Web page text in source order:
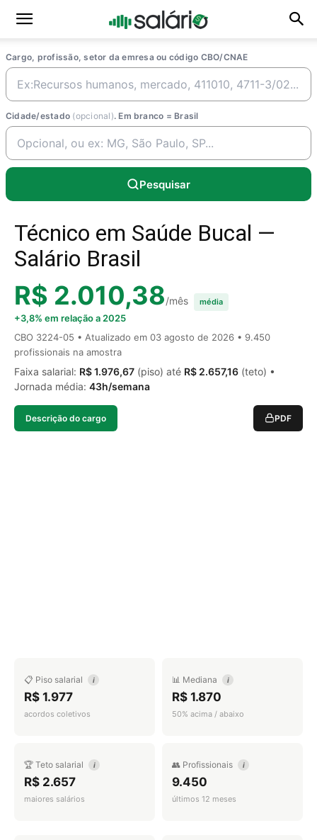
Cargo, profissão, setor da emresa ou código CBO/CNAE
Cidade/estado (opcional). Em branco = Brasil
Pesquisar
Técnico em Saúde Bucal —
Salário Brasil
R$ 2.010,38/mês média
+3,8% em relação a 2025
CBO 3224-05 • Atualizado em 03 agosto de 2026 • 9.450
profissionais na amostra
Faixa salarial: R$ 1.976,67 (piso) até R$ 2.657,16 (teto) •
Jornada média: 43h/semana
Descrição do cargo PDF
📋 Piso salarial i
R$ 1.977
acordos coletivos
📊 Mediana i
R$ 1.870
50% acima / abaixo
🏆 Teto salarial i
R$ 2.657
maiores salários
👥 Profissionais i
9.450
últimos 12 meses